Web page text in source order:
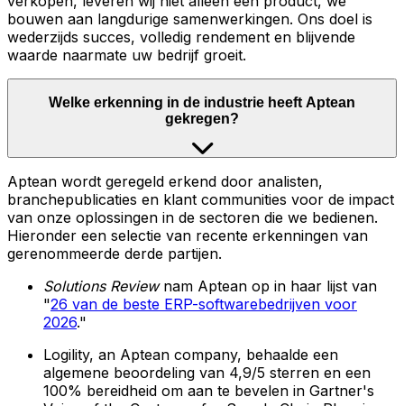
bouwen aan langdurige samenwerkingen. Ons doel is
wederzijds succes, volledig rendement en blijvende
waarde naarmate uw bedrijf groeit.
Welke erkenning in de industrie heeft Aptean
gekregen?
Aptean wordt geregeld erkend door analisten,
branchepublicaties en klant communities voor de impact
van onze oplossingen in de sectoren die we bedienen.
Hieronder een selectie van recente erkenningen van
gerenommeerde derde partijen.
Solutions Reviewnam Aptean op in haar lijst van
"26 van de beste ERP-softwarebedrijven voor
2026."
Logility, an Aptean company, behaalde een
algemene beoordeling van 4,9/5 sterren en een
100% bereidheid om aan te bevelen in Gartner's